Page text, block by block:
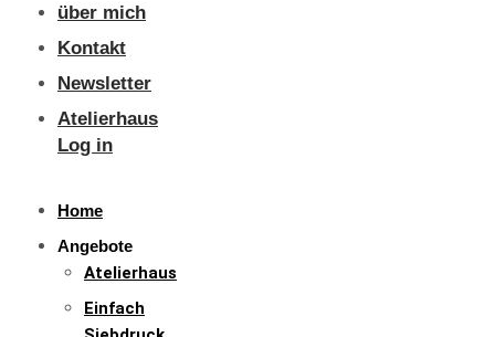
über mich
Kontakt
Newsletter
Atelierhaus
Log in
Home
Angebote
Atelierhaus
Einfach